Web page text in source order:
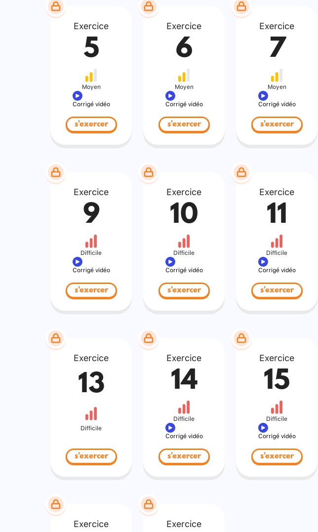
Exercice
5
Moyen
Corrigé vidéo
s'exercer
Exercice
6
Moyen
Corrigé vidéo
s'exercer
Exercice
7
Moyen
Corrigé vidéo
s'exercer
Exercice
9
Difficile
Corrigé vidéo
s'exercer
Exercice
10
Difficile
Corrigé vidéo
s'exercer
Exercice
11
Difficile
Corrigé vidéo
s'exercer
Exercice
13
Difficile
s'exercer
Exercice
14
Difficile
Corrigé vidéo
s'exercer
Exercice
15
Difficile
Corrigé vidéo
s'exercer
Exercice Exercice